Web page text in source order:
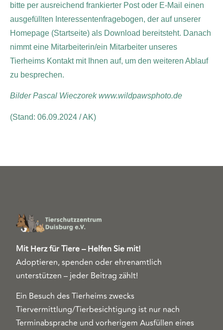
bitte per ausreichend frankierter Post oder E-Mail einen
ausgefüllten Interessentenfragebogen, der auf unserer
Homepage (Startseite) als Download bereitsteht. Danach
nimmt eine Mitarbeiterin/ein Mitarbeiter unseres
Tierheims Kontakt mit Ihnen auf, um den weiteren Ablauf
zu besprechen.
Bilder Pascal Wieczorek www.wildpawsphoto.de
(Stand: 06.09.2024 / AK)
Mit Herz für Tiere – Helfen Sie mit!
Adoptieren, spenden oder ehrenamtlich
unterstützen – jeder Beitrag zählt!
Ein Besuch des Tierheims zwecks
Tiervermittlung/Tierbesichtigung ist nur nach
Terminabsprache und vorherigem Ausfüllen eines